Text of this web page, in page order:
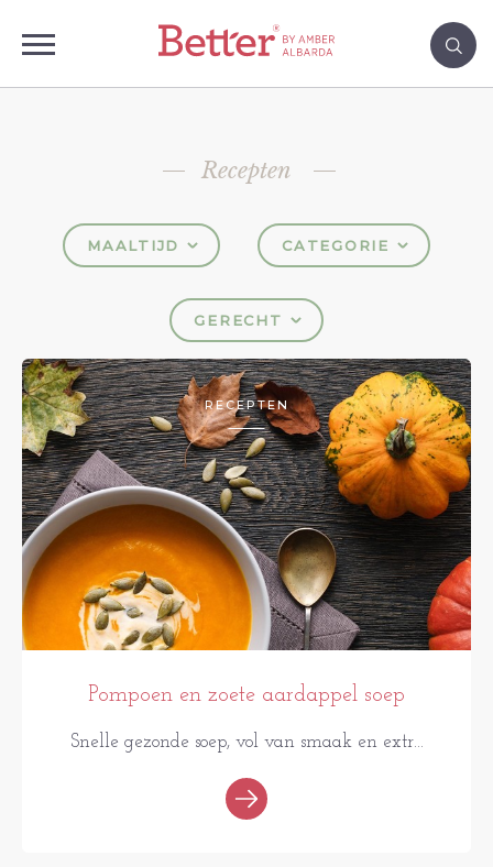
Recepten
MAALTIJD CATEGORIE
GERECHT
RECEPTEN
Pompoen en zoete aardappel soep
Snelle gezonde soep, vol van smaak en extr...